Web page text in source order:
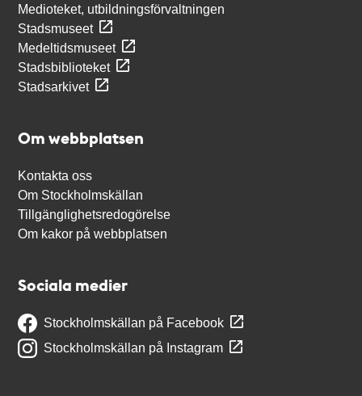
Medioteket, utbildningsförvaltningen
Stadsmuseet
Medeltidsmuseet
Stadsbiblioteket
Stadsarkivet
Om webbplatsen
Kontakta oss
Om Stockholmskällan
Tillgänglighetsredogörelse
Om kakor på webbplatsen
Sociala medier
Stockholmskällan på Facebook
Stockholmskällan på Instagram